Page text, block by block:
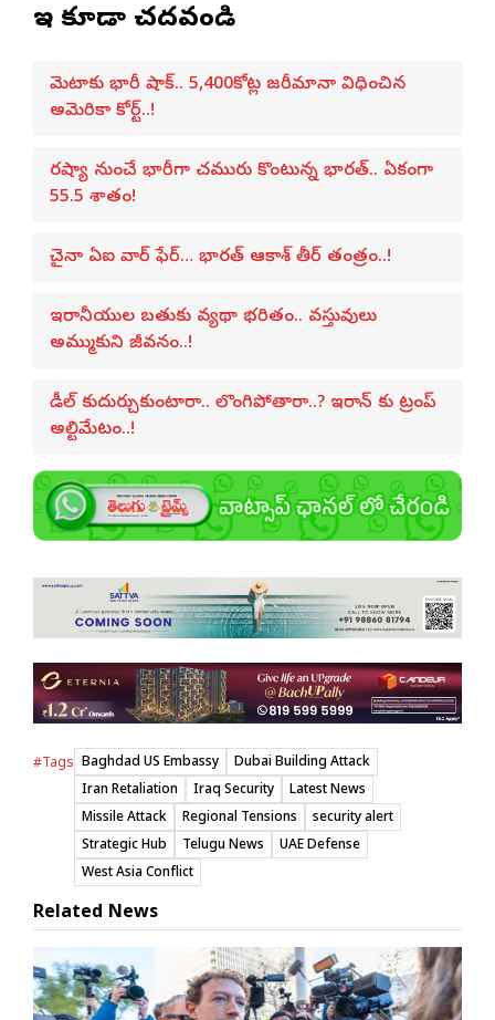
ఇవి కూడా చదవండి
మెటాకు భారీ షాక్.. 5,400కోట్ల జరీమానా విధించిన
అమెరికా కోర్ట్..!
రష్యా నుంచే భారీగా చమురు కొంటున్న భారత్.. ఏకంగా
55.5 శాతం!
చైనా ఏఐ వార్ ఫేర్… భారత్ ఆకాశ్ తీర్ తంత్రం..!
ఇరానీయుల బతుకు వ్యథా భరితం.. వస్తువులు
అమ్ముకుని జీవనం..!
డీల్ కుదుర్చుకుంటారా.. లొంగిపోతారా..? ఇరాన్ కు ట్రంప్
అల్టిమేటం..!
#Tags Baghdad US Embassy
Dubai Building Attack
Iran Retaliation
Iraq Security
Latest News
Missile Attack
Regional Tensions
security alert
Strategic Hub
Telugu News
UAE Defense
West Asia Conflict
Related News